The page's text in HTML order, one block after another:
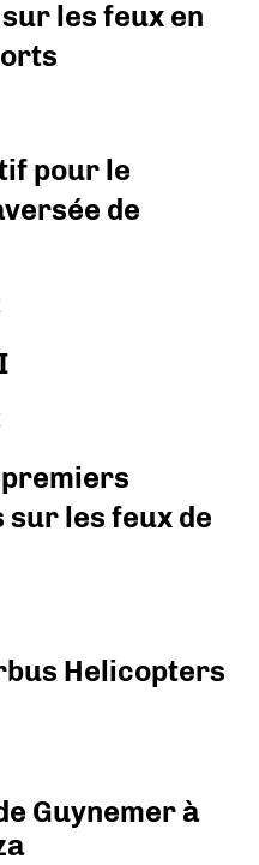
les feux en
pour le
de
premiers
les feux de
Helicopters
Guynemer à